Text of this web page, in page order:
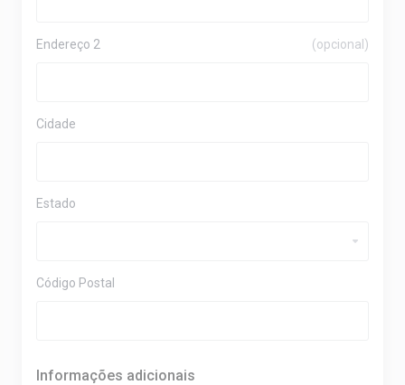
Endereço 2 (opcional)
Cidade
Estado
Código Postal
Informações adicionais